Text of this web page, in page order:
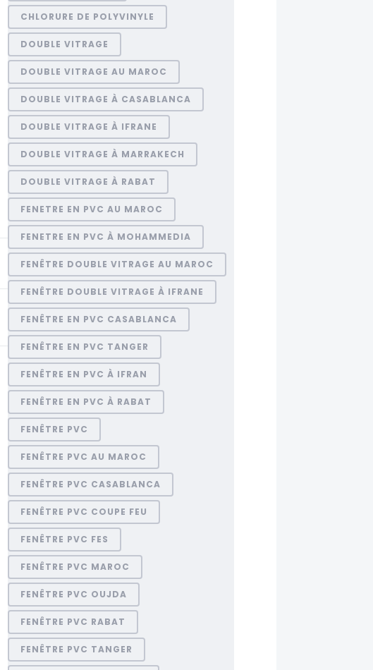
CHLORURE DE POLYVINYLE
DOUBLE VITRAGE
DOUBLE VITRAGE AU MAROC
DOUBLE VITRAGE À CASABLANCA
DOUBLE VITRAGE À IFRANE
DOUBLE VITRAGE À MARRAKECH
DOUBLE VITRAGE À RABAT
FENETRE EN PVC AU MAROC
FENETRE EN PVC À MOHAMMEDIA
FENÊTRE DOUBLE VITRAGE AU MAROC
FENÊTRE DOUBLE VITRAGE À IFRANE
FENÊTRE EN PVC CASABLANCA
FENÊTRE EN PVC TANGER
FENÊTRE EN PVC À IFRAN
FENÊTRE EN PVC À RABAT
FENÊTRE PVC
FENÊTRE PVC AU MAROC
FENÊTRE PVC CASABLANCA
FENÊTRE PVC COUPE FEU
FENÊTRE PVC FES
FENÊTRE PVC MAROC
FENÊTRE PVC OUJDA
FENÊTRE PVC RABAT
FENÊTRE PVC TANGER